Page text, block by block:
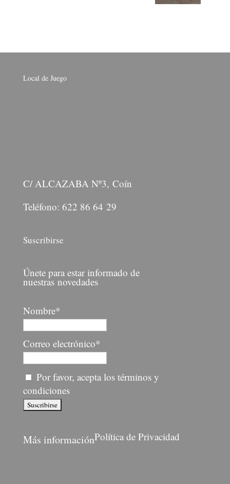
Local de Juego
C/ ALCAZABA Nº3, Coín
Teléfono: 622 86 64 29
Suscribirse
Únete para estar informado de
nuestras novedades
Nombre*
Correo electrónico*
Por favor, acepta los términos y
condiciones
Más informaciónPolítica de Privacidad